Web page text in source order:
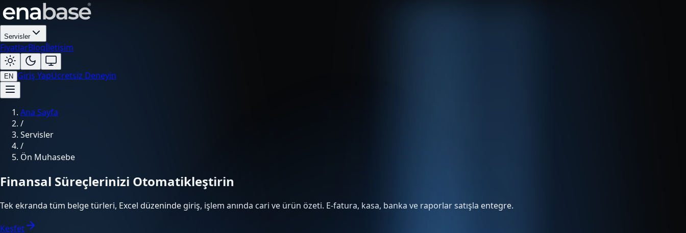
Servisler
FiyatlarBlogİletişim
EN Giriş YapÜcretsiz Deneyin
Ana Sayfa
/
Servisler
/
Ön Muhasebe
Finansal Süreçlerinizi Otomatikleştirin
Tek ekranda tüm belge türleri, Excel düzeninde giriş, işlem anında cari ve ürün özeti. E-fatura, kasa, banka ve raporlar satışla entegre.
Keşfet